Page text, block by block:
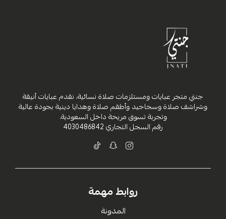
جنتي متجر عبايات ومستلزمات صلاة نسائية، نقدم عبايات أنيقة
وشراشف صلاة وسجاجيد وأطقم صلاة وهدايا دينية بجودة عالية
وتجربة تسوق مريحة داخل السعودية.
رقم السجل التجاري4030486842
روابط مهمة
المدونة